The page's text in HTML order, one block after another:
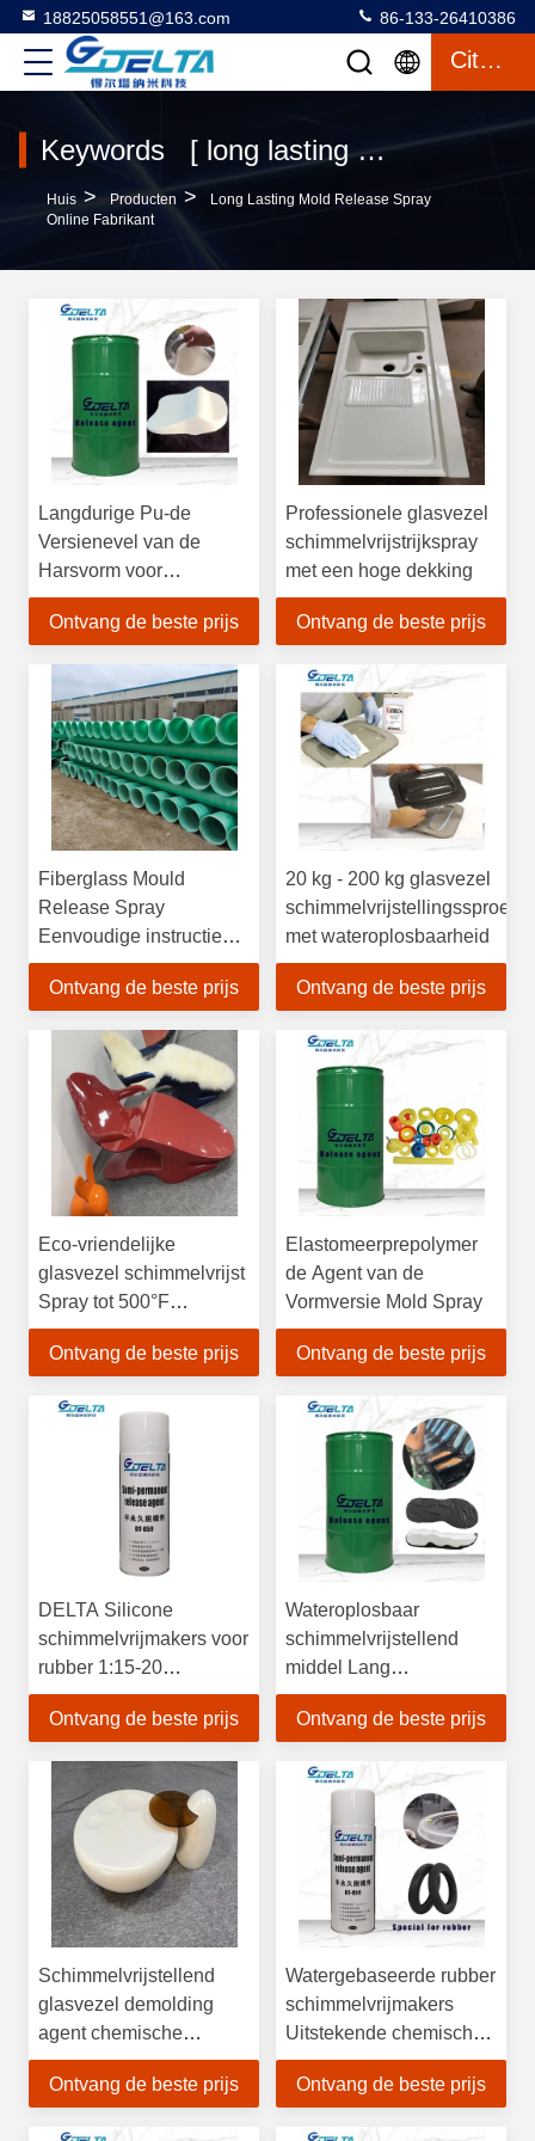
18825058551@163.com 86-133-26410386
Citaat
Keywords [ long lasting mold release spray ] Match 108 Producten
Huis > Producten >
Long Lasting Mold Release Spray
Online Fabrikant
Langdurige Pu-de
Versienevel van de
Harsvorm voor
Duurzame Vormen
Ontvang de beste prijs
Professionele glasvezel
schimmelvrijstrijkspray
met een hoge dekking
Ontvang de beste prijs
Fiberglass Mould
Release Spray
Eenvoudige instructies
voor externe release
agent
Ontvang de beste prijs
20 kg - 200 kg glasvezel
schimmelvrijstellingssproei
met wateroplosbaarheid
Ontvang de beste prijs
Eco-vriendelijke
glasvezel schimmelvrijst
Spray tot 500°F
Temperatuurweerstand
Ontvang de beste prijs
Elastomeerprepolymer
de Agent van de
Vormversie Mold Spray
Ontvang de beste prijs
DELTA Silicone
schimmelvrijmakers voor
rubber 1:15-20
verdunningsverhouding
Ontvang de beste prijs
Wateroplosbaar
schimmelvrijstellend
middel Lang
houdbaarheidsduur
ISO9001
Ontvang de beste prijs
Schimmelvrijstellend
glasvezel demolding
agent chemische
weerstand met een
houdbaarheid van 1 jaar
Ontvang de beste prijs
Watergebaseerde rubber
schimmelvrijmakers
Uitstekende chemische
weerstand Met
instructies
Ontvang de beste prijs